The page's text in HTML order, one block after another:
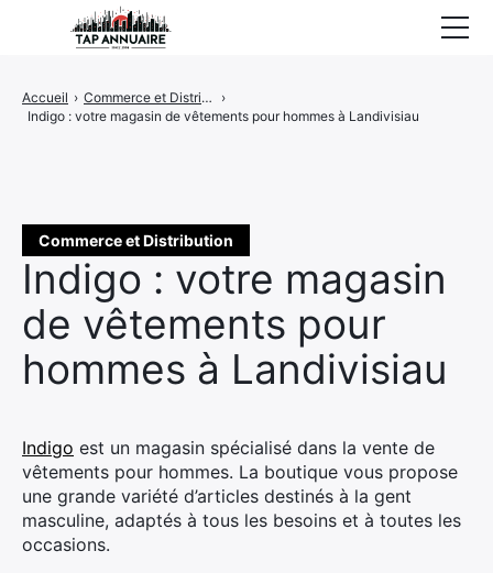
Accueil › Commerce et Distribution
›
Indigo : votre magasin de vêtements pour hommes à Landivisiau
Commerce et Distribution
Indigo : votre magasin
de vêtements pour
hommes à Landivisiau
Indigo est un magasin spécialisé dans la vente de
vêtements pour hommes. La boutique vous propose
une grande variété d’articles destinés à la gent
masculine, adaptés à tous les besoins et à toutes les
occasions.
Entreprises référencées